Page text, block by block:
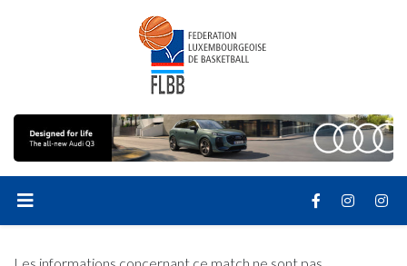
Les informations concernant ce match ne sont pas